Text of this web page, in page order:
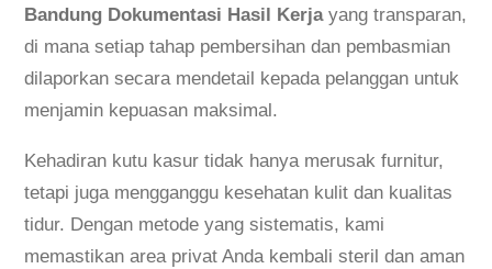
Bandung Dokumentasi Hasil Kerjayang transparan,
di mana setiap tahap pembersihan dan pembasmian
dilaporkan secara mendetail kepada pelanggan untuk
menjamin kepuasan maksimal.
Kehadiran kutu kasur tidak hanya merusak furnitur,
tetapi juga mengganggu kesehatan kulit dan kualitas
tidur. Dengan metode yang sistematis, kami
memastikan area privat Anda kembali steril dan aman